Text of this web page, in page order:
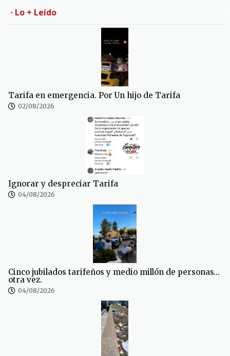
· Lo + Leído
Tarifa en emergencia. Por Un hijo de Tarifa
02/08/2026
Ignorar y despreciar Tarifa
04/08/2026
Cinco jubilados tarifeños y medio millón de personas…
otra vez.
04/08/2026